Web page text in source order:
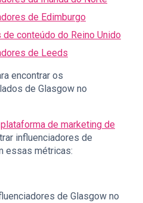
de Edimburgo
conteúdo do Reino Unido
de Leeds
encontrar os
de Glasgow no
plataforma de marketing de
influenciadores de
essas métricas:
de Glasgow no